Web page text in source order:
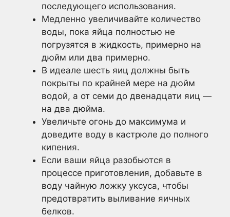
последующего использования.
Медленно увеличивайте количество
воды, пока яйца полностью не
погрузятся в жидкость, примерно на
дюйм или два примерно.
В идеале шесть яиц должны быть
покрыты по крайней мере на дюйм
водой, а от семи до двенадцати яиц —
на два дюйма.
Увеличьте огонь до максимума и
доведите воду в кастрюле до полного
кипения.
Если ваши яйца разобьются в
процессе приготовления, добавьте в
воду чайную ложку уксуса, чтобы
предотвратить выливание яичных
белков.